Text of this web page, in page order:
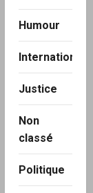
Humour
International
Justice
Non
classé
Politique